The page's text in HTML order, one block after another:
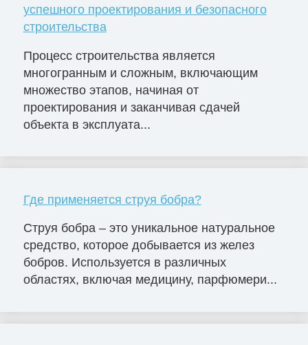
успешного проектирования и безопасного
строительства
Процесс строительства является
многогранным и сложным, включающим
множество этапов, начиная от
проектирования и заканчивая сдачей
объекта в эксплуата...
Где применяется струя бобра?
Струя бобра – это уникальное натуральное
средство, которое добывается из желез
бобров. Используется в различных
областях, включая медицину, парфюмери...